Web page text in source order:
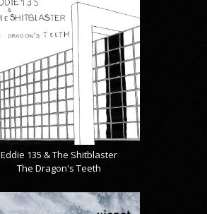
Eddie 135 & The Shitblaster
The Dragon's Teeth